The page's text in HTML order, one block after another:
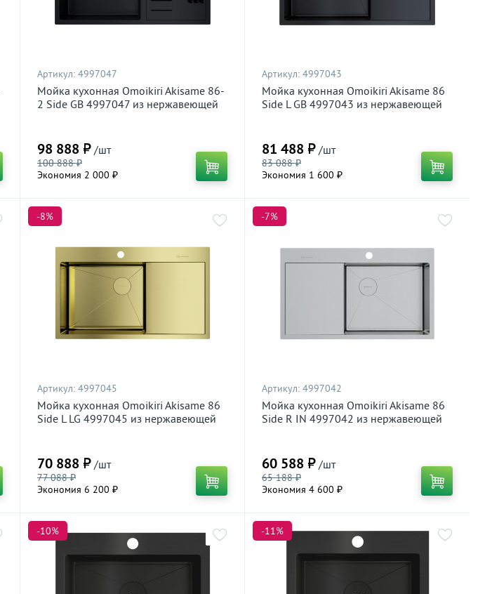
Артикул: 4997047
Мойка кухонная Omoikiri Akisame 86-
2 Side GB 4997047 из нержавеющей
98 888 ₽ /шт
100 888 ₽
Экономия 2 000 ₽
Артикул: 4997043
Мойка кухонная Omoikiri Akisame 86
Side L GB 4997043 из нержавеющей
81 488 ₽ /шт
83 088 ₽
Экономия 1 600 ₽
-8%
Артикул: 4997045
Мойка кухонная Omoikiri Akisame 86
Side L LG 4997045 из нержавеющей
70 888 ₽ /шт
77 088 ₽
Экономия 6 200 ₽
-7%
Артикул: 4997042
Мойка кухонная Omoikiri Akisame 86
Side R IN 4997042 из нержавеющей
60 588 ₽ /шт
65 188 ₽
Экономия 4 600 ₽
-10% -11%